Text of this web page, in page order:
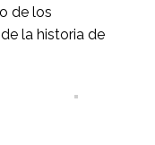
de los
la historia de